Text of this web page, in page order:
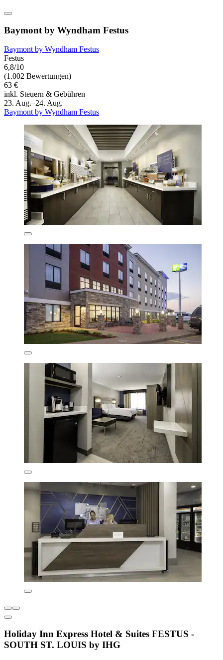
Baymont by Wyndham Festus
Baymont by Wyndham Festus
Festus
6,8/10
(1.002 Bewertungen)
63 €
inkl. Steuern & Gebühren
23. Aug.–24. Aug.
Baymont by Wyndham Festus
Holiday Inn Express Hotel & Suites FESTUS -
SOUTH ST. LOUIS by IHG